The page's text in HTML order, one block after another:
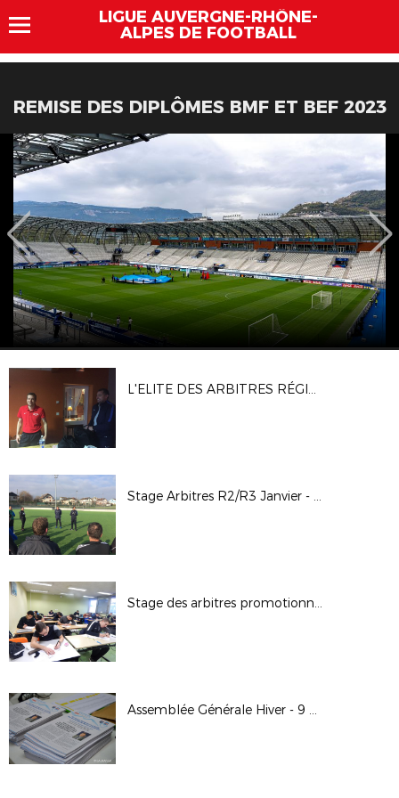
LIGUE AUVERGNE-RHÔNE-
ALPES DE FOOTBALL
REMISE DES DIPLÔMES BMF ET BEF 2023
L'ELITE DES ARBITRES RÉGIONAUX PREND DE LA HAUTEUR
Stage Arbitres R2/R3 Janvier - Février 2018
Stage des arbitres promotionnels FFF
Assemblée Générale Hiver - 9 décembre 2017